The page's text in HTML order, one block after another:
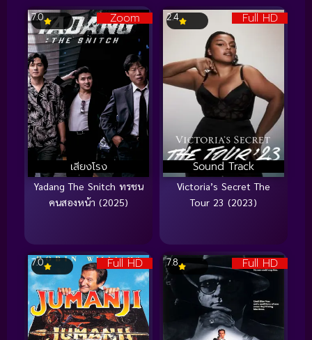
Zoom
เสียงโรง
7.0
Yadang The Snitch ทรชน
คนสองหน้า (2025)
Full HD
Sound Track
2.4
Victoria’s Secret The
Tour 23 (2023)
Full HD
7.0 Full HD
7.8